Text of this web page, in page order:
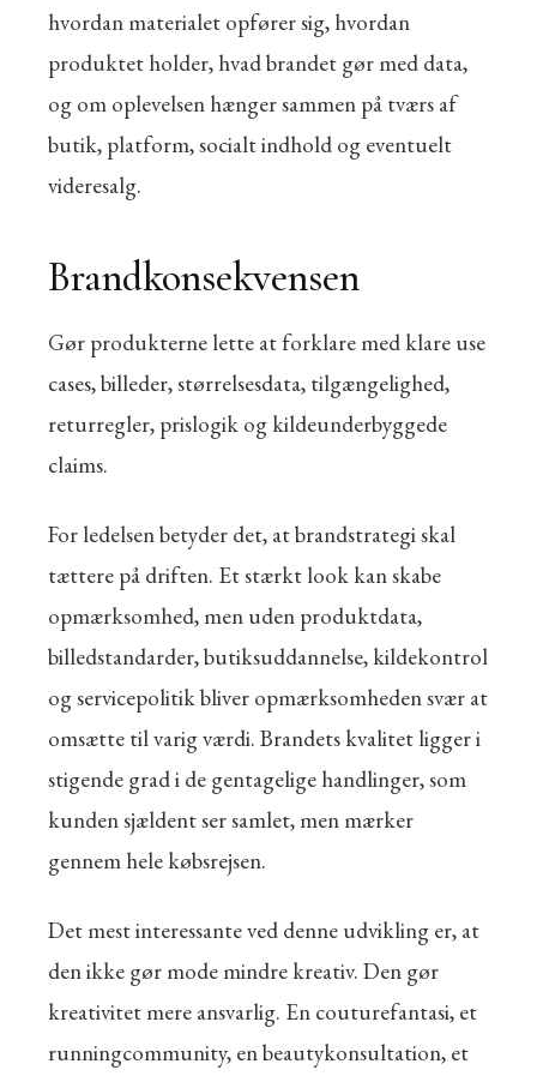
hvordan materialet opfører sig, hvordan
produktet holder, hvad brandet gør med data,
og om oplevelsen hænger sammen på tværs af
butik, platform, socialt indhold og eventuelt
videresalg.
Brandkonsekvensen
Gør produkterne lette at forklare med klare use
cases, billeder, størrelsesdata, tilgængelighed,
returregler, prislogik og kildeunderbyggede
claims.
For ledelsen betyder det, at brandstrategi skal
tættere på driften. Et stærkt look kan skabe
opmærksomhed, men uden produktdata,
billedstandarder, butiksuddannelse, kildekontrol
og servicepolitik bliver opmærksomheden svær at
omsætte til varig værdi. Brandets kvalitet ligger i
stigende grad i de gentagelige handlinger, som
kunden sjældent ser samlet, men mærker
gennem hele købsrejsen.
Det mest interessante ved denne udvikling er, at
den ikke gør mode mindre kreativ. Den gør
kreativitet mere ansvarlig. En couturefantasi, et
runningcommunity, en beautykonsultation, et